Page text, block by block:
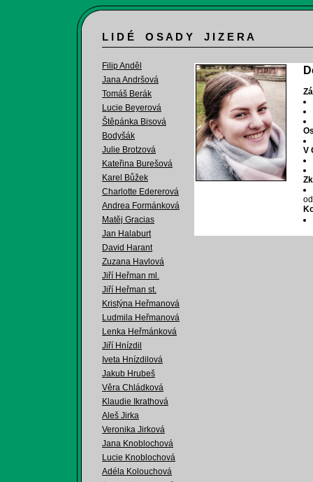
L I D É O S A D Y J I Z E R A
Filip Anděl
Jana Andršová
Tomáš Berák
Lucie Beyerová
Štěpánka Bisová
Bodyšák
Julie Brotzová
Kateřina Burešová
Karel Bůžek
Charlotte Edererová
Andrea Formánková
Matěj Gracias
Jan Halaburt
David Harant
Zuzana Havlová
Jiří Heřman ml.
Jiří Heřman st.
Kristýna Heřmanová
Ludmila Heřmanová
Lenka Heřmánková
Jiří Hnízdil
Iveta Hnízdilová
Jakub Hrubeš
Věra Chládková
Klaudie Ikrathová
Aleš Jirka
Veronika Jirková
Jana Knoblochová
Lucie Knoblochová
Adéla Kolouchová
V